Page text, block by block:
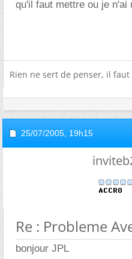
qu'il faut mettre ou je n'ai
Rien ne sert de penser, il
25/07/2005, 19h15
Re : Probleme
bonjour JPL